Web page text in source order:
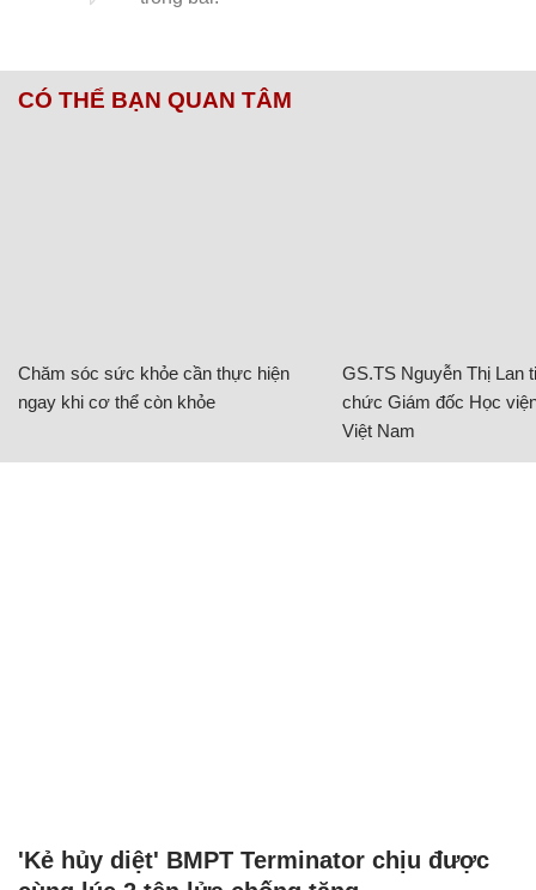
CÓ THỂ BẠN QUAN TÂM
Chăm sóc sức khỏe cần thực hiện
ngay khi cơ thể còn khỏe
GS.TS Nguyễn Thị Lan
chức Giám đốc Học
Việt Nam
'Kẻ hủy diệt' BMPT Terminator chịu được